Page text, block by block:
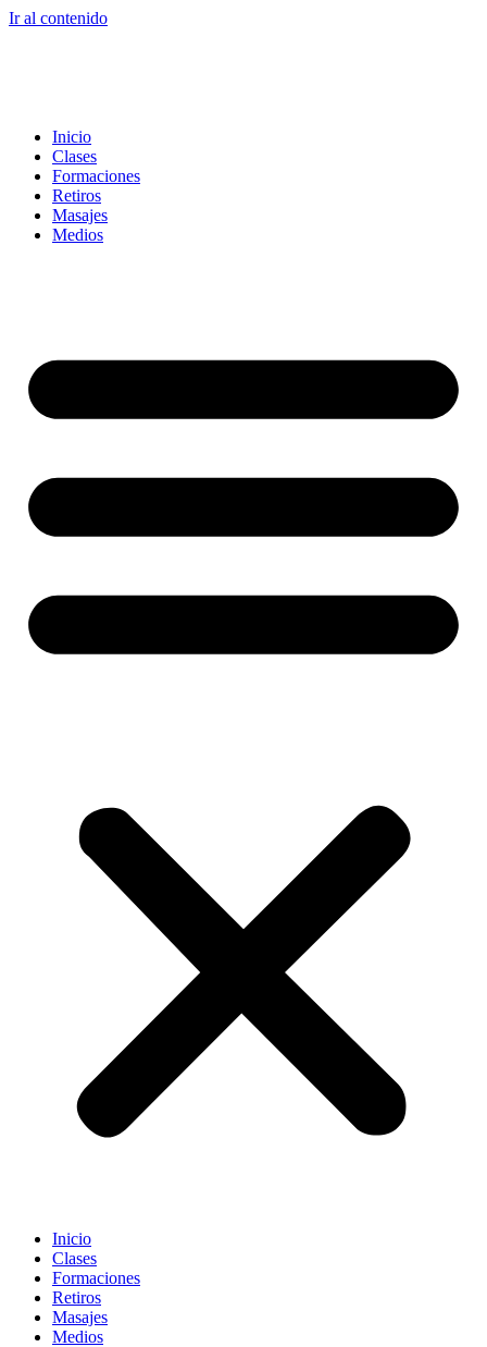
Ir al contenido
Inicio
Clases
Formaciones
Retiros
Masajes
Medios
Inicio
Clases
Formaciones
Retiros
Masajes
Medios